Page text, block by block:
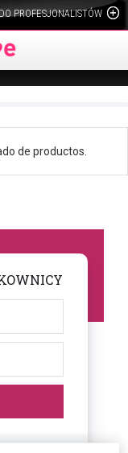
PROFESJONALISTÓW
de productos.